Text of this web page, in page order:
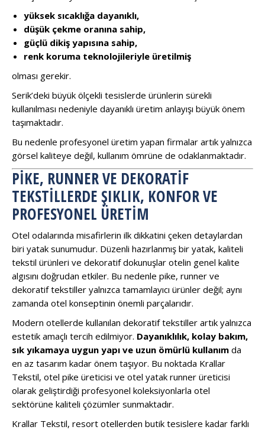
yüksek sıcaklığa dayanıklı,
düşük çekme oranına sahip,
güçlü dikiş yapısına sahip,
renk koruma teknolojileriyle üretilmiş
olması gerekir.
Serik’deki büyük ölçekli tesislerde ürünlerin sürekli
kullanılması nedeniyle dayanıklı üretim anlayışı büyük önem
taşımaktadır.
Bu nedenle profesyonel üretim yapan firmalar artık yalnızca
görsel kaliteye değil, kullanım ömrüne de odaklanmaktadır.
PIKE, RUNNER VE DEKORATIF
TEKSTILLERDE ŞIKLIK, KONFOR VE
PROFESYONEL ÜRETIM
Otel odalarında misafirlerin ilk dikkatini çeken detaylardan
biri yatak sunumudur. Düzenli hazırlanmış bir yatak, kaliteli
tekstil ürünleri ve dekoratif dokunuşlar otelin genel kalite
algısını doğrudan etkiler. Bu nedenle pike, runner ve
dekoratif tekstiller yalnızca tamamlayıcı ürünler değil; aynı
zamanda otel konseptinin önemli parçalarıdır.
Modern otellerde kullanılan dekoratif tekstiller artık yalnızca
estetik amaçlı tercih edilmiyor. Dayanıklılık, kolay bakım,
sık yıkamaya uygun yapı ve uzun ömürlü kullanım da
en az tasarım kadar önem taşıyor. Bu noktada Krallar
Tekstil, otel pike üreticisi ve otel yatak runner üreticisi
olarak geliştirdiği profesyonel koleksiyonlarla otel
sektörüne kaliteli çözümler sunmaktadır.
Krallar Tekstil, resort otellerden butik tesislere kadar farklı